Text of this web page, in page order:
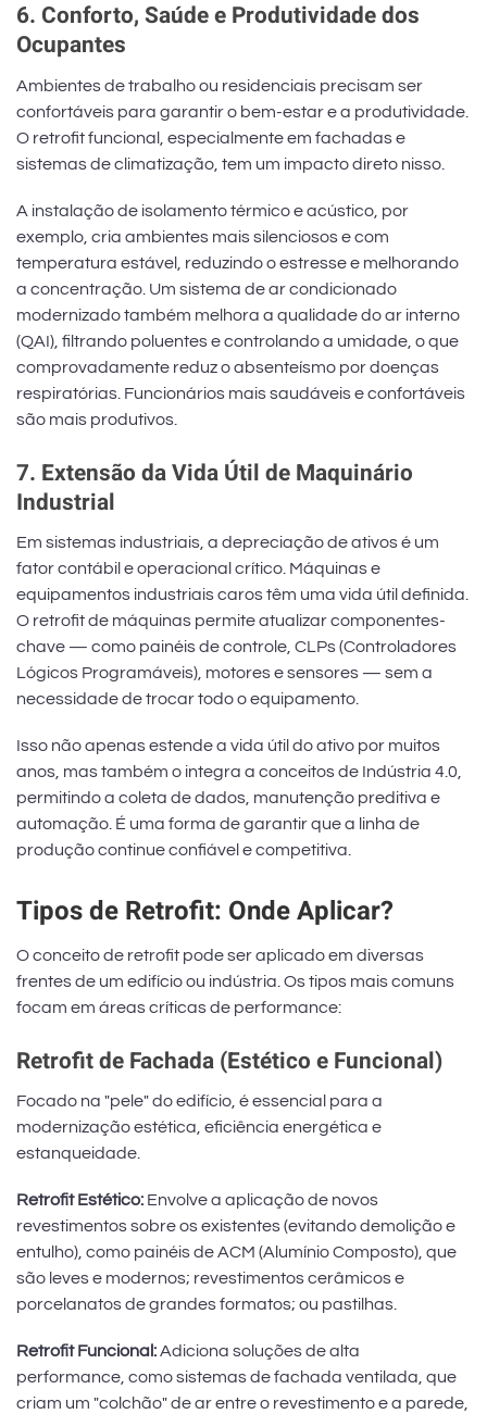
6. Conforto, Saúde e Produtividade dos
Ocupantes
Ambientes de trabalho ou residenciais precisam ser
confortáveis para garantir o bem-estar e a produtividade.
O retrofit funcional, especialmente em fachadas e
sistemas de climatização, tem um impacto direto nisso.
A instalação de isolamento térmico e acústico, por
exemplo, cria ambientes mais silenciosos e com
temperatura estável, reduzindo o estresse e melhorando
a concentração. Um sistema de ar condicionado
modernizado também melhora a qualidade do ar interno
(QAI), filtrando poluentes e controlando a umidade, o que
comprovadamente reduz o absenteísmo por doenças
respiratórias. Funcionários mais saudáveis e confortáveis
são mais produtivos.
7. Extensão da Vida Útil de Maquinário
Industrial
Em sistemas industriais, a depreciação de ativos é um
fator contábil e operacional crítico. Máquinas e
equipamentos industriais caros têm uma vida útil definida.
O retrofit de máquinas permite atualizar componentes-
chave — como painéis de controle, CLPs (Controladores
Lógicos Programáveis), motores e sensores — sem a
necessidade de trocar todo o equipamento.
Isso não apenas estende a vida útil do ativo por muitos
anos, mas também o integra a conceitos de Indústria 4.0,
permitindo a coleta de dados, manutenção preditiva e
automação. É uma forma de garantir que a linha de
produção continue confiável e competitiva.
Tipos de Retrofit: Onde Aplicar?
O conceito de retrofit pode ser aplicado em diversas
frentes de um edifício ou indústria. Os tipos mais comuns
focam em áreas críticas de performance:
Retrofit de Fachada (Estético e Funcional)
Focado na "pele" do edifício, é essencial para a
modernização estética, eficiência energética e
estanqueidade.
Retrofit Estético: Envolve a aplicação de novos
revestimentos sobre os existentes (evitando demolição e
entulho), como painéis de ACM (Alumínio Composto), que
são leves e modernos; revestimentos cerâmicos e
porcelanatos de grandes formatos; ou pastilhas.
Retrofit Funcional:Adiciona soluções de alta
performance, como sistemas de fachada ventilada, que
criam um "colchão" de ar entre o revestimento e a parede,